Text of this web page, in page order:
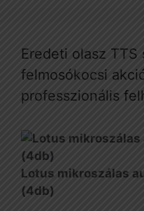
Eredeti olasz TTS
felmosókocsi
professzionális
Lotus mikroszálas
(4db)